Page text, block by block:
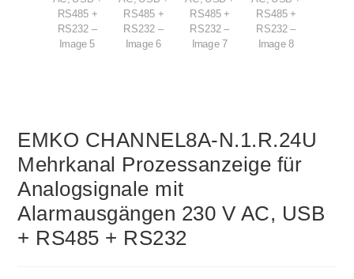
EMKO CHANNEL8A-N.1.R.24U
Mehrkanal Prozessanzeige für
Analogsignale mit
Alarmausgängen 230 V AC, USB
+ RS485 + RS232